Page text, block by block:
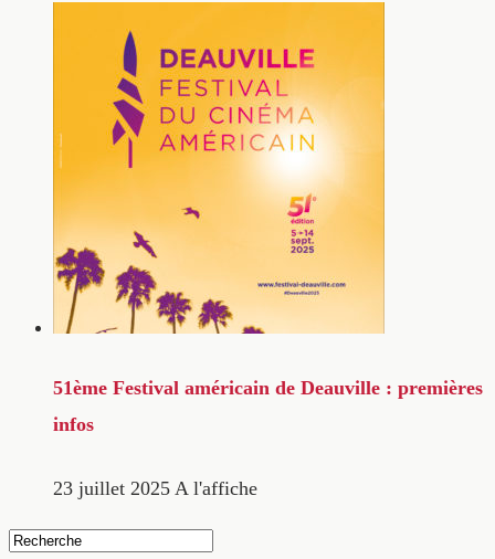
51ème Festival américain de Deauville : premières
infos
23 juillet 2025 A l'affiche